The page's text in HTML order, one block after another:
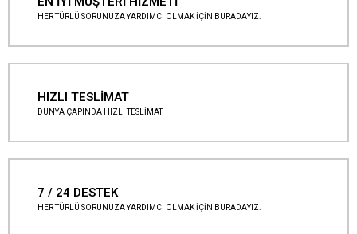
HER TÜRLÜ SORUNUZA YARDIMCI OLMAK İÇİN BURADAYIZ.
HIZLI TESLİMAT
DÜNYA ÇAPINDA HIZLI TESLİMAT
7 / 24 DESTEK
HER TÜRLÜ SORUNUZA YARDIMCI OLMAK İÇİN BURADAYIZ.